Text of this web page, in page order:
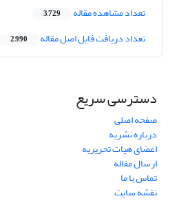
تعداد مشاهده مقاله 3,729
تعداد دریافت فایل اصل مقاله 2,990
دسترسی سریع
صفحه اصلی
درباره نشریه
اعضای هیات تحریریه
ارسال مقاله
تماس با ما
نقشه سایت